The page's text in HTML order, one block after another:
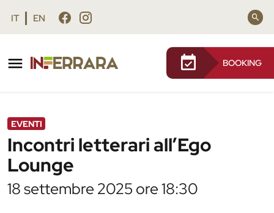
Vai al contenuto principale
Vai al footer
IT EN
BOOKING
Incontri letterari all’Ego Lounge
EVENTI
Incontri letterari all’Ego
Lounge
18 settembre 2025 ore 18:30